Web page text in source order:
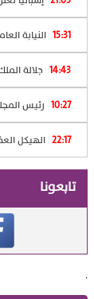
15:31 النيابة
14:43 جلالة
10:27 رئيس
22:17 الهيكل
تابعونا
.